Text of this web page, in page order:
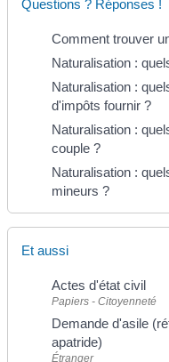
Questions ? Réponses !
Comment trouver
Naturalisation :
Naturalisation :
d'impôts fournir ?
Naturalisation :
couple ?
Naturalisation :
mineurs ?
Et aussi
Actes d'état civil
Papiers - Citoyenneté
Demande d'asile
apatride)
Étranger